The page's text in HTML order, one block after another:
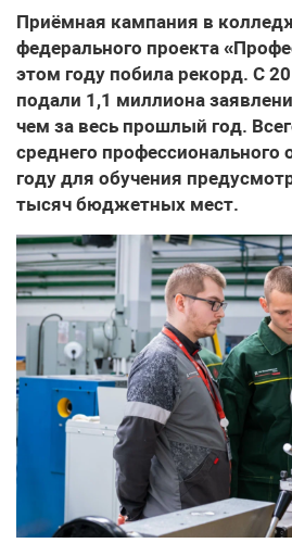
Приёмная кампания в
федерального проекта
этом году побила рекорд. С
подали 1,1 миллиона
чем за весь прошлый год.
среднего профессионального
году для обучения
тысяч бюджетных мест.